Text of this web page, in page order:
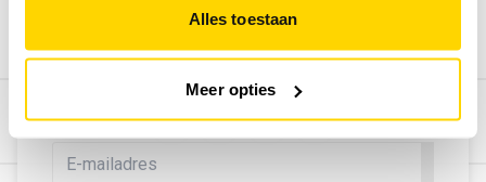
Alles toestaan
Meer opties
MELD U AAN VOOR ONZE
NIEUWSBRIEF
Blijf op de hoogte van het laatste nieuws!
Bekijk hier de mogelijkheden.